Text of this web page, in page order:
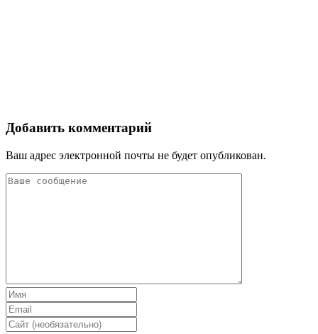
Добавить комментарий
Ваш адрес электронной почты не будет опубликован.